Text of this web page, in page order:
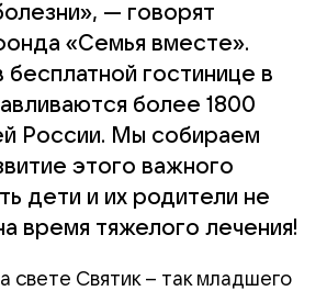
— говорят
«Семья вместе».
гостинице в
более 1800
России. Мы собираем
этого важного
дети и их родители не
время тяжелого лечения!
свете Святик – так младшего